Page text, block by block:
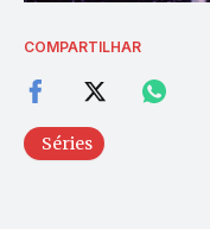
COMPARTILHAR
Séries